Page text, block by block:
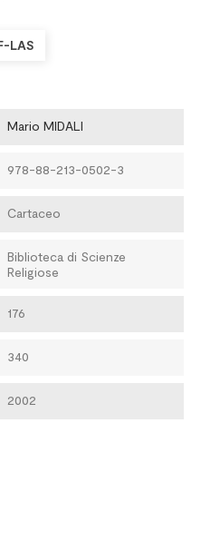
LAS
Mario MIDALI
978-88-213-0502-3
Cartaceo
Biblioteca di Scienze
Religiose
176
340
2002